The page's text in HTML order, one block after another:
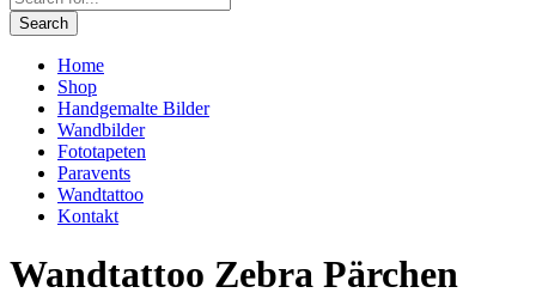
Search
Home
Shop
Handgemalte Bilder
Wandbilder
Fototapeten
Paravents
Wandtattoo
Kontakt
Wandtattoo Zebra Pärchen